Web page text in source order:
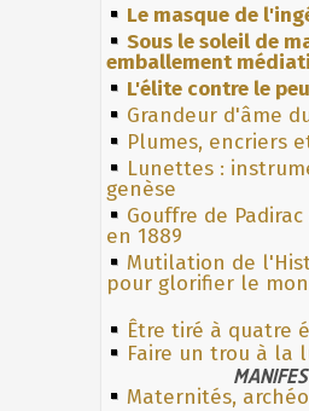
Le masque de
Sous le soleil de
emballement
L'élite contre le
Grandeur d'âme
Plumes, encriers
Lunettes :
genèse
Gouffre de
en 1889
Mutilation de
pour glorifier le
Être tiré à quatre
Faire un trou à la
Maternités,